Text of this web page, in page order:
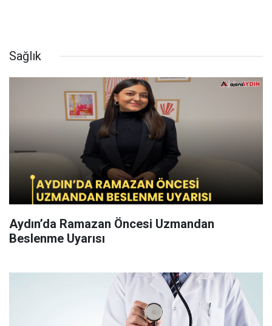
Sağlık
Aydın’da Ramazan Öncesi Uzmandan
Beslenme Uyarısı